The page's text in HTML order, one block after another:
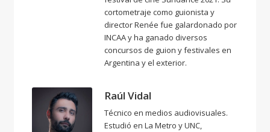
cortometraje como guionista y
director Renée fue galardonado por
INCAA y ha ganado diversos
concursos de guion y festivales en
Argentina y el exterior.
Raúl Vidal
Técnico en medios audiovisuales.
Estudió en La Metro y UNC,